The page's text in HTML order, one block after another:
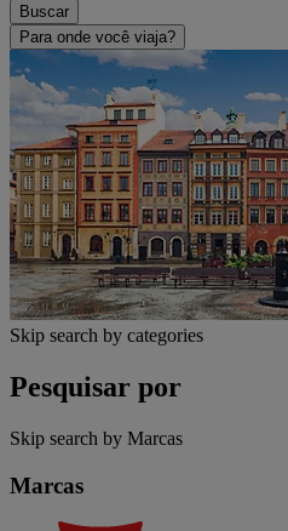
Buscar
Para onde você viaja?
Skip search by categories
Pesquisar por
Skip search by Marcas
Marcas